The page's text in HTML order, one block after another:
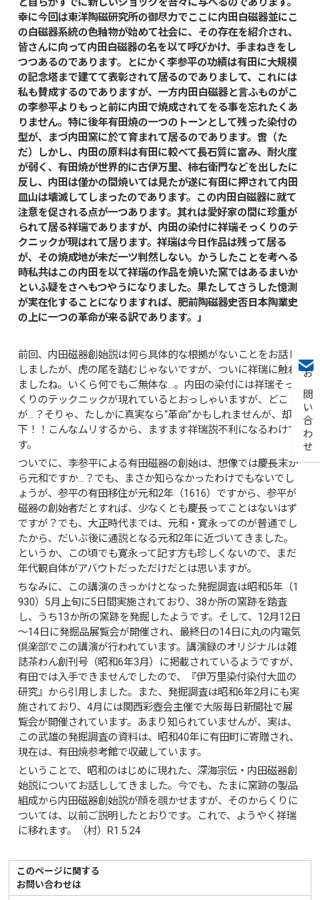
お問い合わせ
幸に今回は東洋陶磁研究所の御尽力でここに内田白磁器並にこ
の白磁器系統の色釉物が始めて社会に、その存在を紹介され、
皆さんに向って内田白磁器の名を以て呼びかけ、手まねきをし
つつあるのであります。とにかく李参平の功績は有田に大規模
の記念塔まで建てて表彰されて居るのでありまして、これには
私も賛成するのでありますが、一方内田白磁器と言ふものがこ
の李参平よりもっと前に内田で焼成されてをる事を忘れたくあ
りません。特に後年有田焼の一つのトーンとして残った染付の
型が、まづ内田窯に於て育まれて居るのであります。啻（た
だ）しかし、内田の原料は有田に較べて長石質に富み、耐火度
が弱く、有田焼が世界的に古伊万里、柿右衛門などを出したに
反し、内田は僅かの間焼いては見たが遂に有田に押されて内田
皿山は壊滅してしまったのであります。この内田白磁器に就て
注意を促される点が一つあります。其れは愛好家の間に珍重が
られて居る祥瑞でありますが、内田の染付に祥瑞そっくりのテ
クニックが現はれて居ります。祥瑞は今日作品は残って居る
が、その焼成地が未だ一ツ判然しない。かうしたことを考へる
時私共はこの内田を以て祥瑞の作品を焼いた窯ではあるまいか
といふ疑をさへもつやうになりました。果たしてさうした憶測
が実在化することになりますれば、肥前陶磁器史否日本陶業史
の上に一つの革命が来る訳であります。」
前回、内田磁器創始説は何ら具体的な根拠がないことをお話し
しましたが、虎の尾を踏むじゃないですが、ついに祥瑞に触れ
ましたね。いくら何でもご無体な…。内田の染付には祥瑞そっ
くりのテックニックが現れているとおっしゃいますが、どこ
が…？そりゃ、たしかに真実なら“革命”かもしれませんが、却
下！！こんなムリするから、ますます祥瑞説不利になるわけで
す。
ついでに、李参平による有田磁器の創始は、想像では慶長末か
ら元和ですか…？でも、まさか知らなかったわけでもないでし
ょうが、参平の有田移住が元和2年（1616）ですから、参平が
磁器の創始者だとすれば、少なくとも慶長ってことはないはず
ですが？でも、大正時代までは、元和・寛永ってのが普通でし
たから、だいぶ後に通説となる元和2年に近づいてきました。
というか、この頃でも寛永って記す方も珍しくないので、まだ
年代観自体がアバウトだっただけだとは思いますが。
ちなみに、この講演のきっかけとなった発掘調査は昭和5年（1
930）5月上旬に5日間実施されており、38か所の窯跡を踏査
し、うち13か所の窯跡を発掘したようです。そして、12月12日
～14日に発掘品展覧会が開催され、最終日の14日に丸の内電気
倶楽部でこの講演が行われています。講演録のオリジナルは雑
誌茶わん創刊号（昭和6年3月）に掲載されているようですが、
有田では入手できませんでしたので、『伊万里染付染付大皿の
研究』から引用しました。また、発掘調査は昭和6年2月にも実
施されており、4月には関西彩壺会主催で大阪毎日新聞社で展
覧会が開催されています。あまり知られていませんが、実は、
この武雄の発掘調査の資料は、昭和40年に有田町に寄贈され、
現在は、有田焼参考館で収蔵しています。
ということで、昭和のはじめに現れた、深海宗伝・内田磁器創
始説についてお話ししてきました。今でも、たまに窯跡の製品
組成から内田磁器創始説が顔を覗かせますが、そのからくりに
ついては、以前ご説明したとおりです。これで、ようやく祥瑞
に移れます。（村）R1.5.24
このページに関する
お問い合わせは